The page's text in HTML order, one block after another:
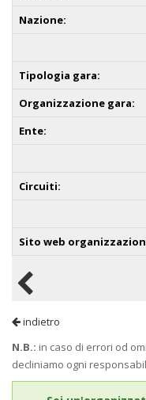
Nazione:
Tipologia gara:
Organizzazione gara:
Ente:
Circuiti:
Sito web
indietro
N.B.: in caso di errori od
decliniamo ogni